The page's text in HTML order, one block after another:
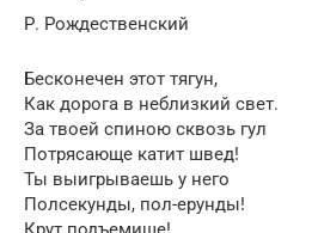
Р. Рождественский
Бесконечен этот тягун,
Как дорога в неблизкий свет.
За твоей спиною сквозь гул
Потрясающе катит швед!
Ты выигрываешь у него
Полсекунды, пол-ерунды!